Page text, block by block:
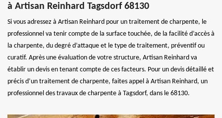
à Artisan Reinhard Tagsdorf 68130
Si vous adressez à Artisan Reinhard pour un traitement de charpente, le
professionnel va tenir compte de la surface touchée, de la facilité d’accès à
la charpente, du degré d’attaque et le type de traitement, préventif ou
curatif. Après une évaluation de votre structure, Artisan Reinhard va
établir un devis en tenant compte de ces facteurs. Pour un devis détaillé et
précis d’un traitement de charpente, faites appel à Artisan Reinhard, un
professionnel des travaux de charpente à Tagsdorf, dans le 68130.